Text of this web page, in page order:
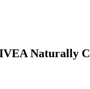
Naturally